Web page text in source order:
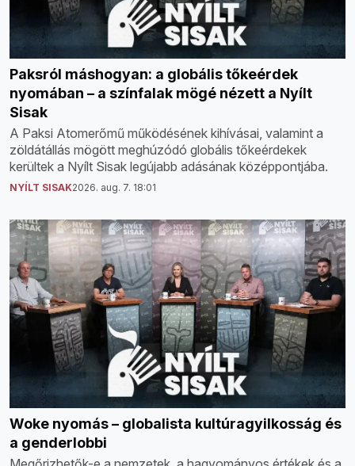
Paksról máshogyan: a globális tőkeérdek
nyomában – a színfalak mögé nézett a Nyílt
Sisak
A Paksi Atomerőmű működésének kihívásai, valamint a
zöldátállás mögött meghúzódó globális tőkeérdekek
kerültek a Nyílt Sisak legújabb adásának középpontjába.
NYÍLT SISAK2026. aug. 7. 18:01
Woke nyomás – globalista kultúragyilkosság és
a genderlobbi